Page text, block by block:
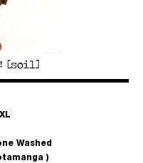
[soil]
Washed
)